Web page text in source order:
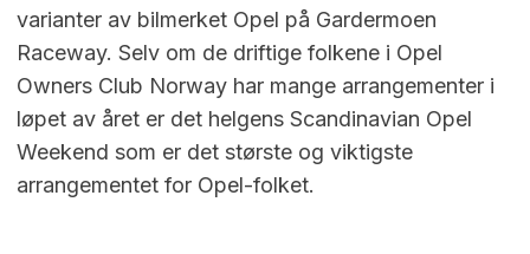
varianter av bilmerket Opel på Gardermoen
Raceway. Selv om de driftige folkene i Opel
Owners Club Norway har mange arrangementer i
løpet av året er det helgens Scandinavian Opel
Weekend som er det største og viktigste
arrangementet for Opel-folket.